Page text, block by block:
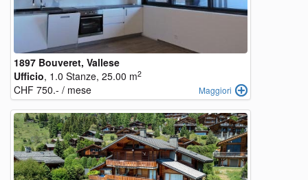
1897 Bouveret, Vallese
Ufficio, 1.0 Stanze, 25.00 m2
CHF 750.- / mese Maggiori